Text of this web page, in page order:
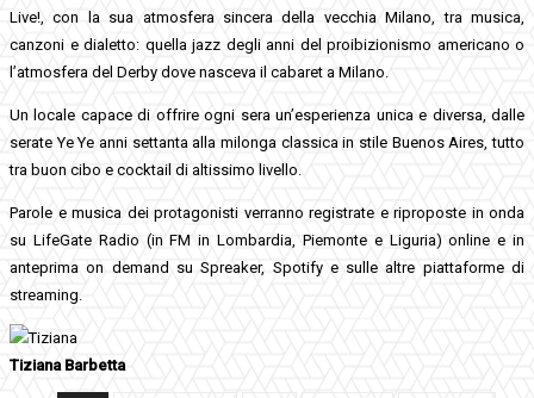
Live!, con la sua atmosfera sincera della vecchia Milano, tra musica,
canzoni e dialetto: quella jazz degli anni del proibizionismo americano o
l’atmosfera del Derby dove nasceva il cabaret a Milano.
Un locale capace di offrire ogni sera un’esperienza unica e diversa, dalle
serate Ye Ye anni settanta alla milonga classica in stile Buenos Aires, tutto
tra buon cibo e cocktail di altissimo livello.
Parole e musica dei protagonisti verranno registrate e riproposte in onda
su LifeGate Radio (in FM in Lombardia, Piemonte e Liguria) online e in
anteprima on demand su Spreaker, Spotify e sulle altre piattaforme di
streaming.
Tiziana Barbetta